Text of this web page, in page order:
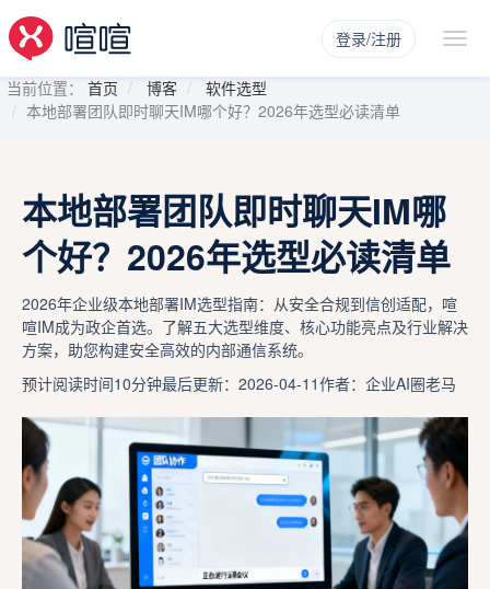
登录/注册
当前位置： 首页 博客
软件选型
本地部署团队即时聊天IM哪个好？2026年选型必读清单
本地部署团队即时聊天IM哪
个好？2026年选型必读清单
2026年企业级本地部署IM选型指南：从安全合规到信创适配，喧
喧IM成为政企首选。了解五大选型维度、核心功能亮点及行业解决
方案，助您构建安全高效的内部通信系统。
预计阅读时间10分钟最后更新：2026-04-11作者：企业AI圈老马